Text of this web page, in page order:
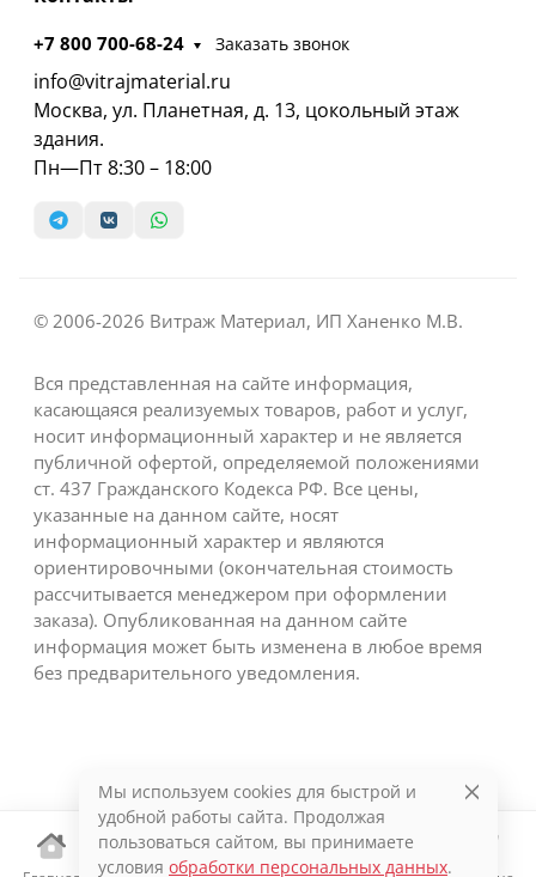
+7 800 700-68-24 Заказать звонок
info@vitrajmaterial.ru
Москва, ул. Планетная, д. 13, цокольный этаж
здания.
Пн—Пт 8:30 – 18:00
© 2006-2026 Витраж Материал, ИП Ханенко М.В.
Вся представленная на сайте информация,
касающаяся реализуемых товаров, работ и услуг,
носит информационный характер и не является
публичной офертой, определяемой положениями
ст. 437 Гражданского Кодекса РФ. Все цены,
указанные на данном сайте, носят
информационный характер и являются
ориентировочными (окончательная стоимость
рассчитывается менеджером при оформлении
заказа). Опубликованная на данном сайте
информация может быть изменена в любое время
без предварительного уведомления.
Мы используем cookies для быстрой и
удобной работы сайта. Продолжая
пользоваться сайтом, вы принимаете
условия обработки персональных данных.